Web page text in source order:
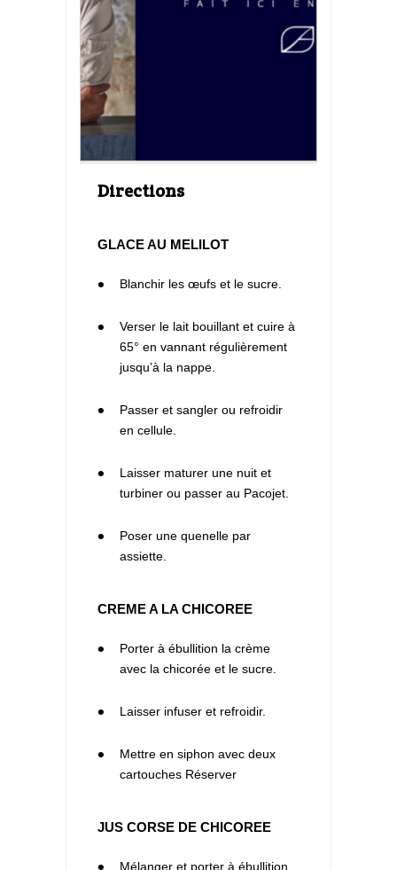
Directions
GLACE AU MELILOT
Blanchir les œufs et le sucre.
Verser le lait bouillant et cuire à
65° en vannant régulièrement
jusqu’à la nappe.
Passer et sangler ou refroidir
en cellule.
Laisser maturer une nuit et
turbiner ou passer au Pacojet.
Poser une quenelle par
assiette.
CREME A LA CHICOREE
Porter à ébullition la crème
avec la chicorée et le sucre.
Laisser infuser et refroidir.
Mettre en siphon avec deux
cartouches Réserver
JUS CORSE DE CHICOREE
Mélanger et porter à ébullition